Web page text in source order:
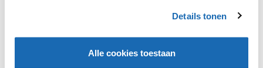
Details tonen
Alle cookies toestaan